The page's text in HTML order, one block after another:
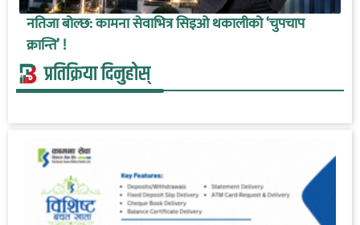
नतिजा बोल्छ: कामना सेवाभित्र सिइओ थकालीको ‘चुपचाप
क्रान्ति’ !
प्रतिक्रिया दिनुहोस्